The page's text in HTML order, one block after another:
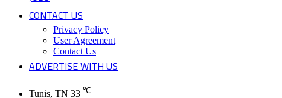
CONTACT US
Privacy Policy
User Agreement
Contact Us
ADVERTISE WITH US
Tunis, TN 33 ℃